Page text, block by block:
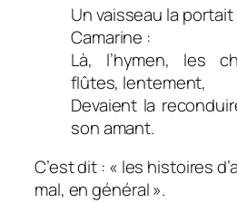
Un vaisseau la
Camarine :
Là, l’hymen, les
flûtes, lentement,
Devaient la
son amant.
C’est dit : « les histoires
mal, en général ».